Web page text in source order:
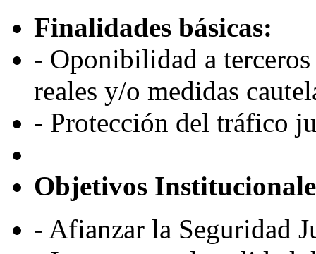
Finalidades básicas:
- Oponibilidad a
reales y/o medidas
- Protección del tráfico
Objetivos
- Afianzar la Seguridad